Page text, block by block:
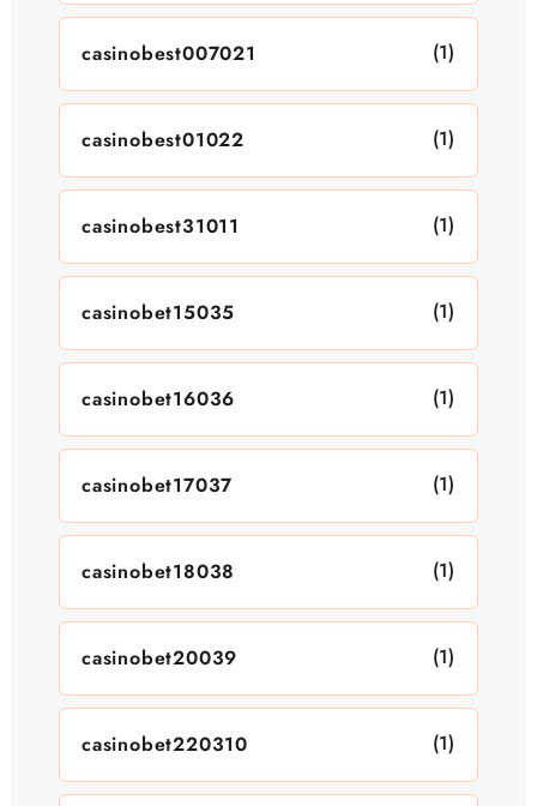
casinobest007021 (1)
casinobest01022 (1)
casinobest31011 (1)
casinobet15035 (1)
casinobet16036 (1)
casinobet17037 (1)
casinobet18038 (1)
casinobet20039 (1)
casinobet220310 (1)